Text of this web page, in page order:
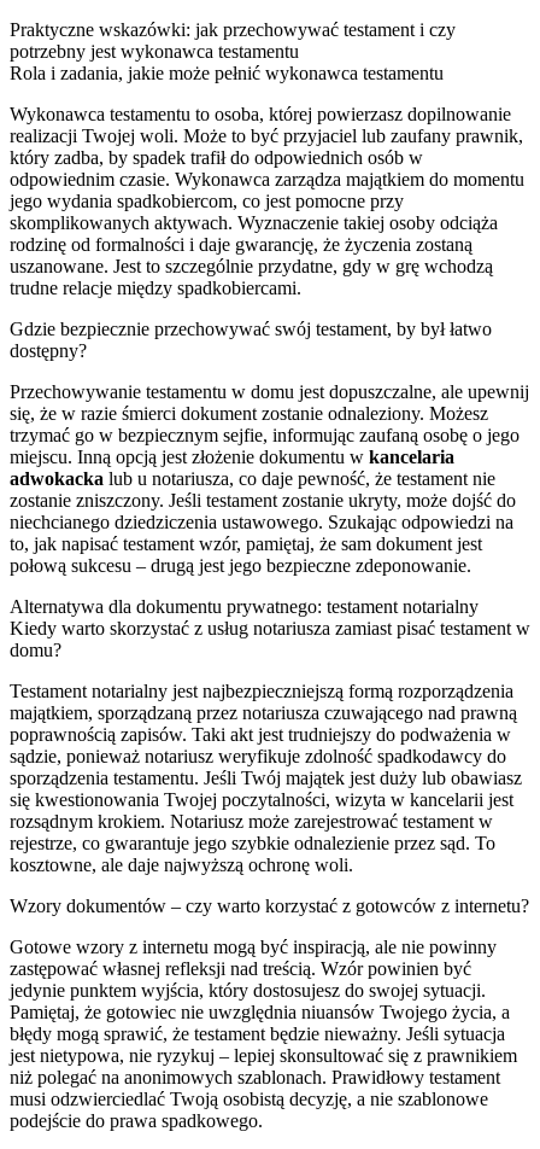
Praktyczne wskazówki: jak przechowywać testament i czy
potrzebny jest wykonawca testamentu
Rola i zadania, jakie może pełnić wykonawca testamentu
Wykonawca testamentu to osoba, której powierzasz dopilnowanie
realizacji Twojej woli. Może to być przyjaciel lub zaufany prawnik,
który zadba, by spadek trafił do odpowiednich osób w
odpowiednim czasie. Wykonawca zarządza majątkiem do momentu
jego wydania spadkobiercom, co jest pomocne przy
skomplikowanych aktywach. Wyznaczenie takiej osoby odciąża
rodzinę od formalności i daje gwarancję, że życzenia zostaną
uszanowane. Jest to szczególnie przydatne, gdy w grę wchodzą
trudne relacje między spadkobiercami.
Gdzie bezpiecznie przechowywać swój testament, by był łatwo
dostępny?
Przechowywanie testamentu w domu jest dopuszczalne, ale upewnij
się, że w razie śmierci dokument zostanie odnaleziony. Możesz
trzymać go w bezpiecznym sejfie, informując zaufaną osobę o jego
miejscu. Inną opcją jest złożenie dokumentu w kancelaria
adwokacka lub u notariusza, co daje pewność, że testament nie
zostanie zniszczony. Jeśli testament zostanie ukryty, może dojść do
niechcianego dziedziczenia ustawowego. Szukając odpowiedzi na
to, jak napisać testament wzór, pamiętaj, że sam dokument jest
połową sukcesu – drugą jest jego bezpieczne zdeponowanie.
Alternatywa dla dokumentu prywatnego: testament notarialny
Kiedy warto skorzystać z usług notariusza zamiast pisać testament w
domu?
Testament notarialny jest najbezpieczniejszą formą rozporządzenia
majątkiem, sporządzaną przez notariusza czuwającego nad prawną
poprawnością zapisów. Taki akt jest trudniejszy do podważenia w
sądzie, ponieważ notariusz weryfikuje zdolność spadkodawcy do
sporządzenia testamentu. Jeśli Twój majątek jest duży lub obawiasz
się kwestionowania Twojej poczytalności, wizyta w kancelarii jest
rozsądnym krokiem. Notariusz może zarejestrować testament w
rejestrze, co gwarantuje jego szybkie odnalezienie przez sąd. To
kosztowne, ale daje najwyższą ochronę woli.
Wzory dokumentów – czy warto korzystać z gotowców z internetu?
Gotowe wzory z internetu mogą być inspiracją, ale nie powinny
zastępować własnej refleksji nad treścią. Wzór powinien być
jedynie punktem wyjścia, który dostosujesz do swojej sytuacji.
Pamiętaj, że gotowiec nie uwzględnia niuansów Twojego życia, a
błędy mogą sprawić, że testament będzie nieważny. Jeśli sytuacja
jest nietypowa, nie ryzykuj – lepiej skonsultować się z prawnikiem
niż polegać na anonimowych szablonach. Prawidłowy testament
musi odzwierciedlać Twoją osobistą decyzję, a nie szablonowe
podejście do prawa spadkowego.